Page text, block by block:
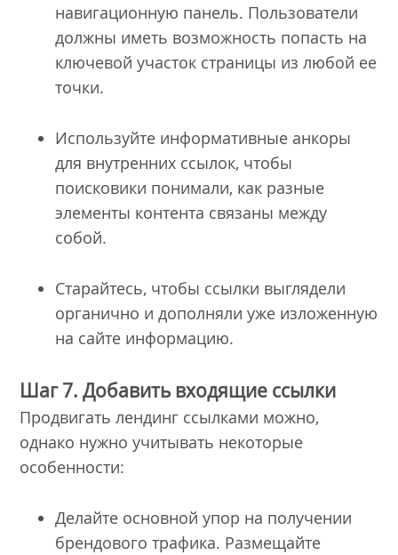
навигационную панель. Пользователи
должны иметь возможность попасть на
ключевой участок страницы из любой ее
точки.
Используйте информативные анкоры
для внутренних ссылок, чтобы
поисковики понимали, как разные
элементы контента связаны между
собой.
Старайтесь, чтобы ссылки выглядели
органично и дополняли уже изложенную
на сайте информацию.
Шаг 7. Добавить входящие ссылки
Продвигать лендинг ссылками можно,
однако нужно учитывать некоторые
особенности:
Делайте основной упор на получении
брендового трафика. Размещайте